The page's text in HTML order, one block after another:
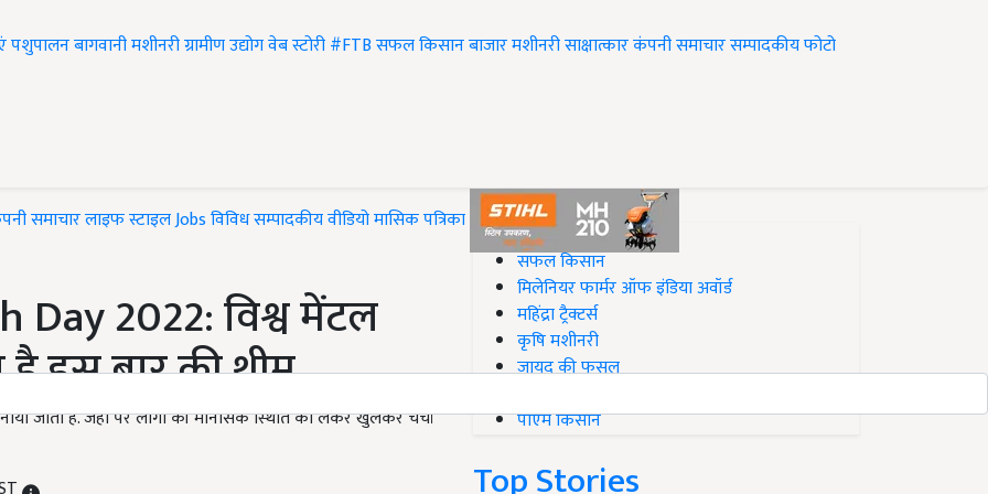
पशुपालनबागवानीमशीनरीग्रामीण उद्योगवेब स्टोरी#FTBसफल किसानबाजारमशीनरीसाक्षात्कारकंपनी समाचारसम्पादकीयफोटो
समाचारलाइफ स्टाइलJobsविविधसम्पादकीयवीडियोमासिक पत्रिका
2022: विश्व मेंटल
इस बार की थीम
जाता है. जहां पर लोगों की मानसिक स्थिति को लेकर खुलकर चर्चा
#Top on Krishi Jagran
सफल किसान
मिलेनियर फार्मर ऑफ इंडिया अवॉर्ड
महिंद्रा ट्रैक्टर्स
कृषि मशीनरी
जायद की फसल
पीएम किसान
Top Stories